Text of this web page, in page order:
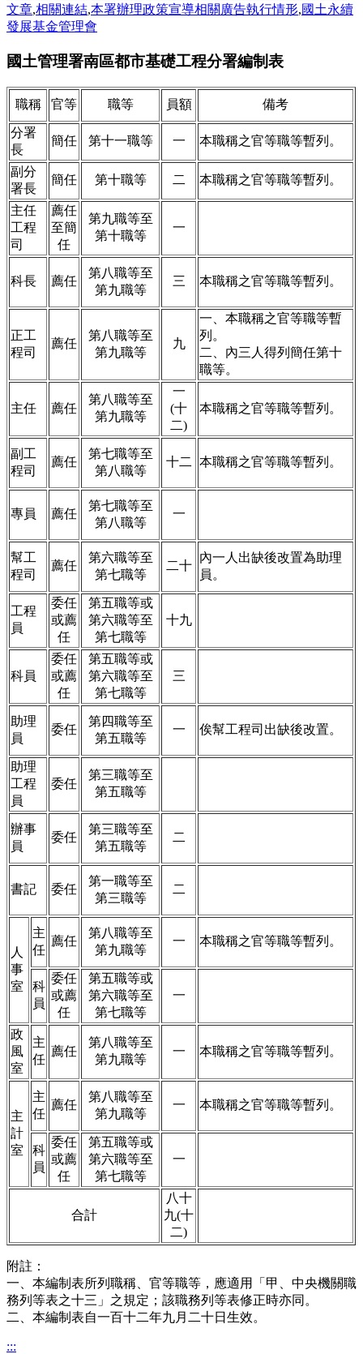
文章,相關連結,本署辦理政策宣導相關廣告執行情形,國土永續
發展基金管理會
國土管理署南區都市基礎工程分署編制表
職稱 官等 職等 員額 備考
分署
長
簡任 第十一職等 一 本職稱之官等職等暫列。
副分
署長
簡任 第十職等 二 本職稱之官等職等暫列。
主任
工程
司
薦任
至簡
任
第九職等至
第十職等
一
科長 薦任
第八職等至
第九職等
三 本職稱之官等職等暫列。
正工
程司
薦任
第八職等至
第九職等
九
一、本職稱之官等職等暫
列。
二、內三人得列簡任第十
職等。
主任 薦任
第八職等至
第九職等
一
(十
二)
本職稱之官等職等暫列。
副工
程司
薦任
第七職等至
第八職等
十二 本職稱之官等職等暫列。
專員 薦任
第七職等至
第八職等
一
幫工
程司
薦任
第六職等至
第七職等
二十
內一人出缺後改置為助理
員。
工程
員
委任
或薦
任
第五職等或
第六職等至
第七職等
十九
科員
委任
或薦
任
第五職等或
第六職等至
第七職等
三
助理
員
委任
第四職等至
第五職等
一 俟幫工程司出缺後改置。
助理
工程
員
委任
第三職等至
第五職等
辦事
員
委任
第三職等至
第五職等
二
書記 委任
第一職等至
第三職等
二
人
事
室
主
任
薦任
第八職等至
第九職等
一 本職稱之官等職等暫列。
科
員
委任
或薦
任
第五職等或
第六職等至
第七職等
一
政
風
室
主
任
薦任
第八職等至
第九職等
一 本職稱之官等職等暫列。
主
計
室
主
任
薦任
第八職等至
第九職等
一 本職稱之官等職等暫列。
科
員
委任
或薦
任
第五職等或
第六職等至
第七職等
一
合計
八十
九(十
二)
附註：
一、本編制表所列職稱、官等職等，應適用「甲、中央機關職
務列等表之十三」之規定；該職務列等表修正時亦同。
二、本編制表自一百十二年九月二十日生效。
:::